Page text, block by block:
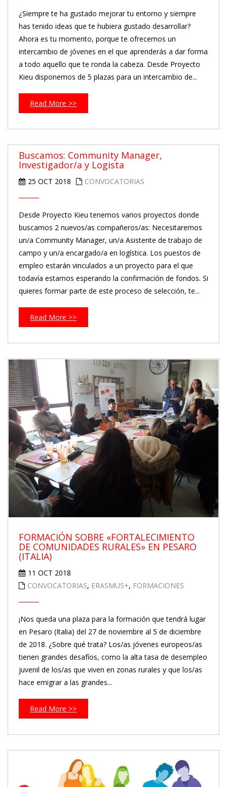
¿Siempre te ha gustado mejorar tu entorno y siempre
has tenido ideas que te hubiera gustado desarrollar?
Ahora es tu momento, porque te ofrecemos un
intercambio de jóvenes en el que aprenderás a dar forma
a todo aquello que te ronda la cabeza. Desde Proyecto
Kieu disponemos de 5 plazas para un intercambio de...
Read More >>
Buscamos: Community Manager,
Investigador/a y Logista
25 OCT 2018 CONVOCATORIAS
Desde Proyecto Kieu tenemos varios proyectos donde
buscamos 2 nuevos/as compañeros/as: Necesitaremos
un/a Community Manager, un/a Asistente de trabajo de
campo y un/a encargado/a en logística. Los puestos de
empleo estarán vinculados a un proyecto para el que
todavía estamos esperando la confirmación de fondos. Si
quieres formar parte de este proceso de selección, te...
Read More >>
FORMACIÓN SOBRE «FORTALECIMIENTO
DE COMUNIDADES RURALES» EN PESARO
(ITALIA)
11 OCT 2018
CONVOCATORIAS, ERASMUS+, FORMACIONES
¡Nos queda una plaza para la formación que tendrá lugar
en Pesaro (Italia) del 27 de noviembre al 5 de diciembre
de 2018. ¿Sobre qué trata? Los/as jóvenes europeos/as
tienen grandes desafíos, como la alta tasa de desempleo
juvenil de los/as que viven en zonas rurales y que los/as
hace emigrar a las grandes...
Read More >>